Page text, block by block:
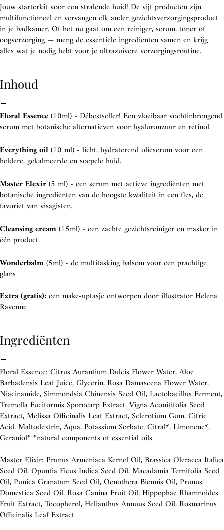
Jouw starterkit voor een stralende huid! De vijf producten zijn
multifunctioneel en vervangen elk ander gezichtsverzorgingsproduct
in je badkamer. Of het nu gaat om een reiniger, serum, toner of
oogverzorging — meng de essentiële ingrediënten samen en krijg
alles wat je nodig hebt voor je ultrazuivere verzorgingsroutine.
Inhoud
Floral Essence(10ml) - Débestseller! Een vloeibaar vochtinbrengend
serum met botanische alternatieven voor hyaluronzuur en retinol.
Everything oil(10 ml) - licht, hydraterend olieserum voor een
heldere, gekalmeerde en soepele huid.
Master Elexir(5 ml) - een serum met actieve ingrediënten met
botanische ingrediënten van de hoogste kwaliteit in een fles, de
favoriet van visagisten.
Cleansing cream(15ml) - een zachte gezichtsreiniger en masker in
één product.
Wonderbalm(5ml) - de multitasking balsem voor een prachtige
glans
Extra (gratis):een make-uptasje ontworpen door illustrator Helena
Ravenne
Ingrediënten
Floral Essence: Citrus Aurantium Dulcis Flower Water, Aloe
Barbadensis Leaf Juice, Glycerin, Rosa Damascena Flower Water,
Niacinamide, Simmondsia Chinensis Seed Oil, Lactobacillus Ferment,
Tremella Fuciformis Sporocarp Extract, Vigna Aconitifolia Seed
Extract, Melissa Officinalis Leaf Extract, Sclerotium Gum, Citric
Acid, Maltodextrin, Aqua, Potassium Sorbate, Citral*, Limonene*,
Geraniol* *natural components of essential oils
Master Elixir: Prunus Armeniaca Kernel Oil, Brassica Oleracea Italica
Seed Oil, Opuntia Ficus Indica Seed Oil, Macadamia Ternifolia Seed
Oil, Punica Granatum Seed Oil, Oenothera Biennis Oil, Prunus
Domestica Seed Oil, Rosa Canina Fruit Oil, Hippophae Rhamnoides
Fruit Extract, Tocopherol, Helianthus Annuus Seed Oil, Rosmarinus
Officinalis Leaf Extract